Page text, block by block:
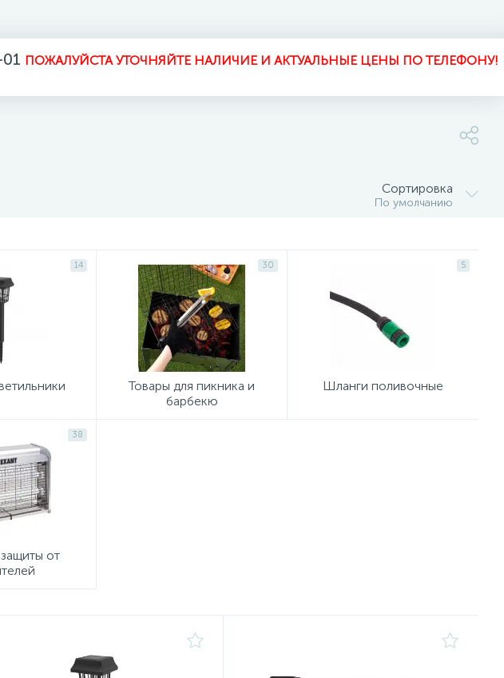
ПОЖАЛУЙСТА УТОЧНЯЙТЕ НАЛИЧИЕ И АКТУАЛЬНЫЕ ЦЕНЫ ПО ТЕЛЕФОНУ!
Сортировка
По умолчанию
14 30
Товары для пикника и
барбекю
5
Шланги поливочные
38
от